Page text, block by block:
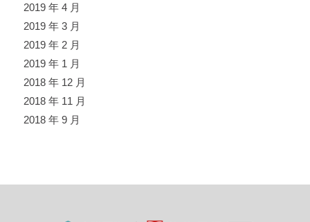
2019 年 4 月
2019 年 3 月
2019 年 2 月
2019 年 1 月
2018 年 12 月
2018 年 11 月
2018 年 9 月